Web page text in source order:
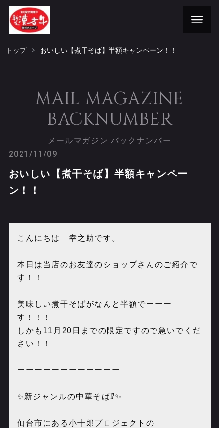
トップ おいしい【煮干そば】半額キャンペーン！！
MAIL MAGAZINE
BACKNUMBER
メールマガジン バックナンバー
2021/11/09
おいしい【煮干そば】半額キャンペー
ン！！
こんにちは 幸之助です。
本日は当店のお友達のショップさんのご紹介で
す！！
美味しい煮干そばがなんと半額でーーー
す！！！
しかも11月20日までの限定ですので急いでくだ
さい！！
ーーーーーーーーーーーー
✨新ジャンルの中華そば⁉️✨
仙台市にある小十郎プロジェクトの